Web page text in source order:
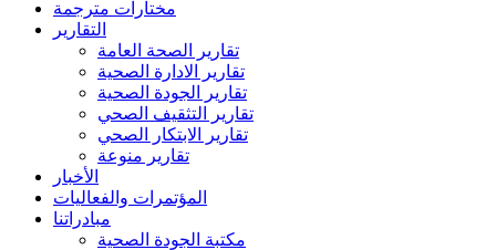
مختارات مترجمة
التقارير
تقارير الصحة العامة
تقارير الادارة الصحية
تقارير الجودة الصحية
تقارير التثقيف الصحي
تقارير الابتكار الصحي
تقارير منوعة
الأخبار
المؤتمرات والفعاليات
مبادراتنا
مكتبة الجودة الصحية